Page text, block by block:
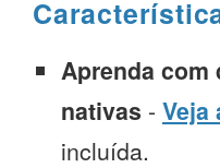
Aprenda com
nativas - Veja
incluída.